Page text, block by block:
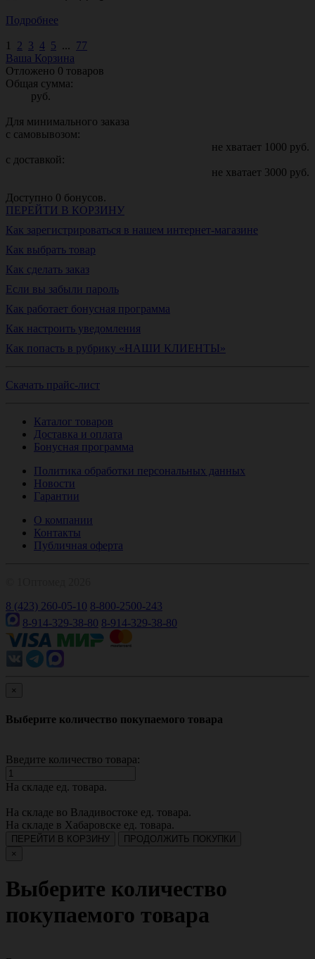
Подробнее
1 2 3 4 5 ... 77
Ваша Корзина
Отложено 0 товаров
Общая сумма:
руб.
Для минимального заказа
с самовывозом:
не хватает 1000 руб.
с доставкой:
не хватает 3000 руб.
Доступно 0 бонусов.
ПЕРЕЙТИ В КОРЗИНУ
Как зарегистрироваться в нашем интернет-магазине
Как выбрать товар
Как сделать заказ
Если вы забыли пароль
Как работает бонусная программа
Как настроить уведомления
Как попасть в рубрику «НАШИ КЛИЕНТЫ»
Скачать прайс-лист
Каталог товаров
Доставка и оплата
Бонусная программа
Политика обработки персональных данных
Новости
Гарантии
О компании
Контакты
Публичная оферта
8 (423) 260-05-10 8-800-2500-243
8-914-329-38-80 8-914-329-38-80
×
Выберите количество покупаемого товара
Введите количество товара:
На складе ед. товара.
На складе во Владивостоке ед. товара.
На складе в Хабаровске ед. товара.
ПЕРЕЙТИ В КОРЗИНУ
ПРОДОЛЖИТЬ ПОКУПКИ
×
Выберите количество
покупаемого товара